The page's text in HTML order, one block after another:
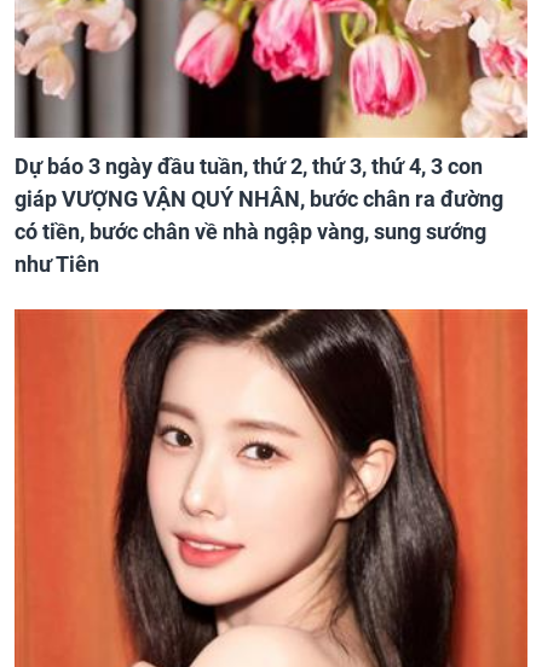
Dự báo 3 ngày đầu tuần, thứ 2, thứ 3, thứ 4, 3 con
giáp VƯỢNG VẬN QUÝ NHÂN, bước chân ra đường
có tiền, bước chân về nhà ngập vàng, sung sướng
như Tiên